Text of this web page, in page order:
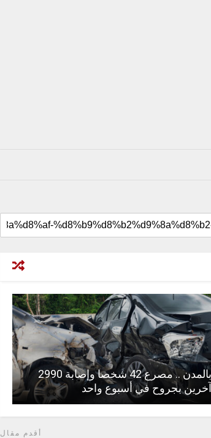
بالمدن .. مصرع 42 شخصا وإصابة 2990
آخرين بجروح في أسبوع واحد
أقدم مقال